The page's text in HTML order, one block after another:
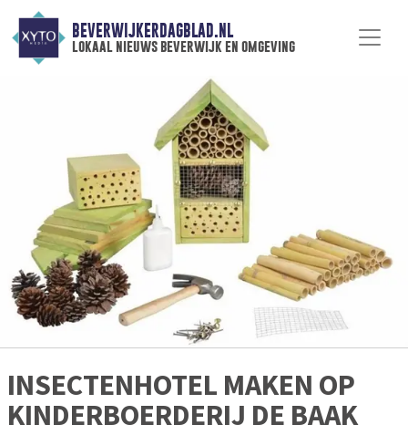
BEVERWIJKERDAGBLAD.NL
lokaal nieuws beverwijk en omgeving
INSECTENHOTEL MAKEN OP
KINDERBOERDERIJ DE BAAK